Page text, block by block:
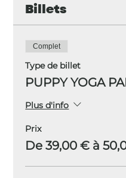
Billets
Complet
Type de billet
PUPPY YOGA
Plus d'info
Prix
De 39,00 € à